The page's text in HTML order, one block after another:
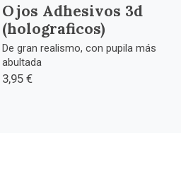
Ojos Adhesivos 3d
(holograficos)
De gran realismo, con pupila más
abultada
3,95 €